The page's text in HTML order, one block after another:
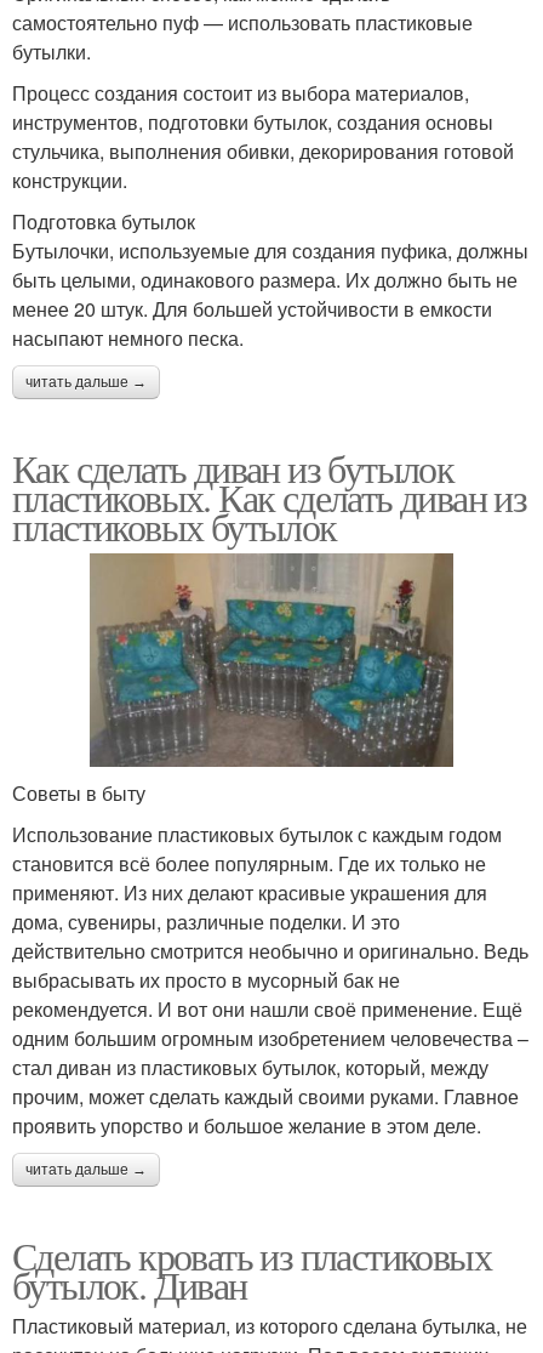
самостоятельно пуф — использовать пластиковые
бутылки.
Процесс создания состоит из выбора материалов,
инструментов, подготовки бутылок, создания основы
стульчика, выполнения обивки, декорирования готовой
конструкции.
Подготовка бутылок
Бутылочки, используемые для создания пуфика, должны
быть целыми, одинакового размера. Их должно быть не
менее 20 штук. Для большей устойчивости в емкости
насыпают немного песка.
читать дальше →
Как сделать диван из бутылок
пластиковых. Как сделать диван из
пластиковых бутылок
Советы в быту
Использование пластиковых бутылок с каждым годом
становится всё более популярным. Где их только не
применяют. Из них делают красивые украшения для
дома, сувениры, различные поделки. И это
действительно смотрится необычно и оригинально. Ведь
выбрасывать их просто в мусорный бак не
рекомендуется. И вот они нашли своё применение. Ещё
одним большим огромным изобретением человечества –
стал диван из пластиковых бутылок, который, между
прочим, может сделать каждый своими руками. Главное
проявить упорство и большое желание в этом деле.
читать дальше →
Сделать кровать из пластиковых
бутылок. Диван
Пластиковый материал, из которого сделана бутылка, не